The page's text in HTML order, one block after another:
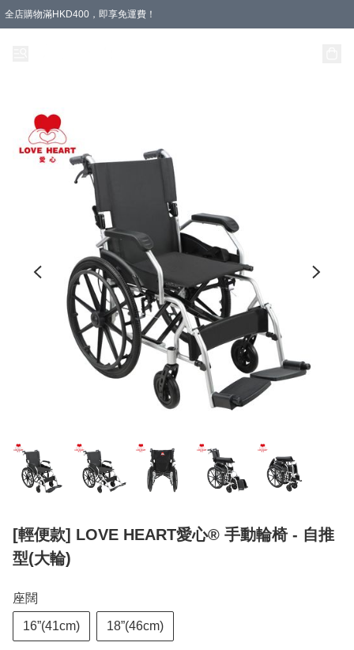
全店購物滿HKD400，即享免運費！
[輕便款] LOVE HEART愛心® 手動輪椅 - 自推
型(大輪)
座闊
16”(41cm) 18”(46cm)